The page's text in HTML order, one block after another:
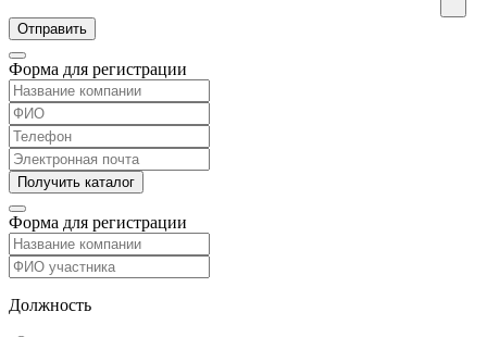
Форма для регистрации
Форма для регистрации
Должность